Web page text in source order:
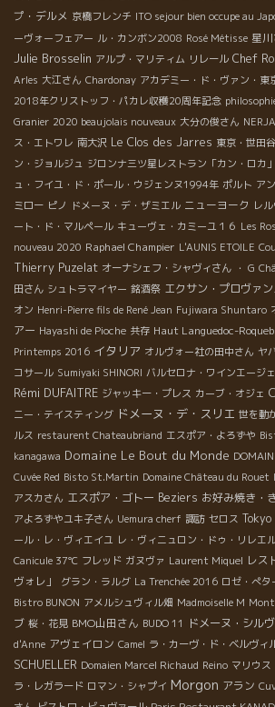
プ・デルメ 京橋フレンチ ITO sejour bien occupe au
ーヴォーフェアー ル・カンボン2008 Rosé Métisse 星
Julie Brosselin アルプ・マリティム リレール Chef
Arles 大江さん Chardonay アカデミー・ド・ヴァン・東
2018年クリストッフ・パカレ収穫20周年記念
Granier 2020 beaujolais nouveaux 大分の俊さん NERJA
ス・エトワレ 南大沢 Le Clos des Jarres 東京・世田谷
ン・ジョルジュ ジロンナ三ツ星レストラン「カン・ロカ」
ュ・フイユ・ド・ポール・ウジェンヌ1994年 ポルト ア
ミロー ピノ ドメーヌ・デ・ザミエル ニューヨーク レ
ート・ド・マルペール キューヴェ・カミーユ１６ Les
nouveau 2020 Raphael Champier L'AUNIS ETOILE
Thierry Puzelat オーナシェフ・シャヴィさん ・ G
田さん シュトラマイヤー 銘酒祭 エクサン・プロヴァン
オン Henri-Pierre fils de René Jean Fujiwara Shuntaro
アー Hayashi de Pioche 共存 Haut Languedoc-
Printemps 2016 イタリア オルヴォー社の田中さん ヤ
コサール Sumiyaki SHINORI バルセロナ・ワインエージ
Rémi DUFAITRE ジャッキー・プレス カーブ・オジェ
ニー・テイスティング ドメーヌ・デ・スリエ 世を動
ルス restaurent Chateaubriand エスポア・よろずや
kanagawa Domaine Le Bout du Monde
Cuvée Red Bisto St.Martin Domaine Château du Rouet
アスカさん エスポア・ゴトー Beziers お好み焼き・
アよろずやユキ子さん Uemura cherf 諏訪 セロス
ール・レ・ヴィエイユ レ・ヴィニュロン・ドゥ・リレエ
Canicule 37℃ フレッド ガヌヴァ Laurent Miquel レス
ヴォレ」
グラン・ラルグ La Trenchée 2016 ロゼ・ぺタ
Bistro BUNON アメルシュヴィル畑 Madmoiselle M
ブ 桜・花見 BMO山田さん BUDO 11 ドメーヌ・シル
d'Anne アヴェイロン Camel ラ・カーヴ・ド・ベルヴィ
SCHUELLER Domaien Marcel Richaud Reino マリウス
ラ・レガラード ロマン・シャプイ Morgon アラン